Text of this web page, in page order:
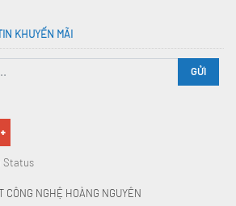
KHUYẾN MÃI
GỬI
CÔNG NGHỆ HOÀNG NGUYÊN